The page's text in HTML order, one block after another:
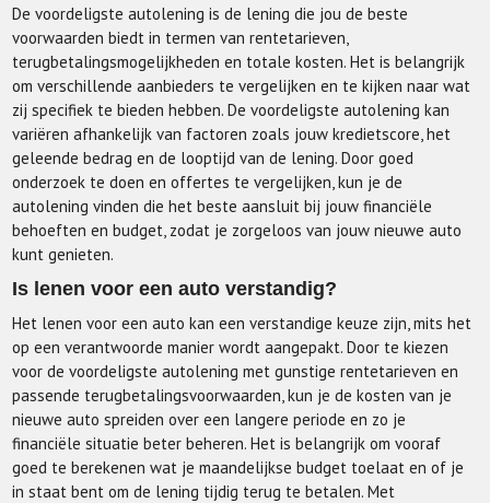
De voordeligste autolening is de lening die jou de beste
voorwaarden biedt in termen van rentetarieven,
terugbetalingsmogelijkheden en totale kosten. Het is belangrijk
om verschillende aanbieders te vergelijken en te kijken naar wat
zij specifiek te bieden hebben. De voordeligste autolening kan
variëren afhankelijk van factoren zoals jouw kredietscore, het
geleende bedrag en de looptijd van de lening. Door goed
onderzoek te doen en offertes te vergelijken, kun je de
autolening vinden die het beste aansluit bij jouw financiële
behoeften en budget, zodat je zorgeloos van jouw nieuwe auto
kunt genieten.
Is lenen voor een auto verstandig?
Het lenen voor een auto kan een verstandige keuze zijn, mits het
op een verantwoorde manier wordt aangepakt. Door te kiezen
voor de voordeligste autolening met gunstige rentetarieven en
passende terugbetalingsvoorwaarden, kun je de kosten van je
nieuwe auto spreiden over een langere periode en zo je
financiële situatie beter beheren. Het is belangrijk om vooraf
goed te berekenen wat je maandelijkse budget toelaat en of je
in staat bent om de lening tijdig terug te betalen. Met